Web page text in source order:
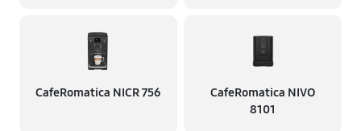
CafeRomatica NICR 756
CafeRomatica NIVO
8101